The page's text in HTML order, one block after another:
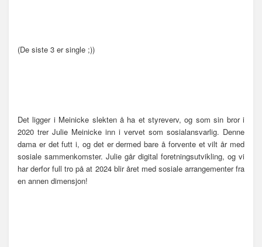
(De siste 3 er single ;))
Det ligger i Meinicke slekten å ha et styreverv, og som sin bror i
2020 trer Julie Meinicke inn i vervet som sosialansvarlig. Denne
dama er det futt i, og det er dermed bare å forvente et vilt år med
sosiale sammenkomster. Julie går digital foretningsutvikling, og vi
har derfor full tro på at 2024 blir året med sosiale arrangementer fra
en annen dimensjon!